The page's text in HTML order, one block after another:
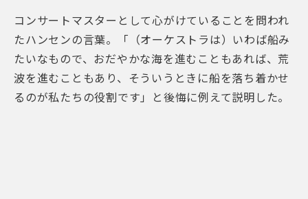
コンサートマスターとして心がけていることを問われ
たハンセンの言葉。「（オーケストラは）いわば船み
たいなもので、おだやかな海を進むこともあれば、荒
波を進むこともあり、そういうときに船を落ち着かせ
るのが私たちの役割です」と後悔に例えて説明した。